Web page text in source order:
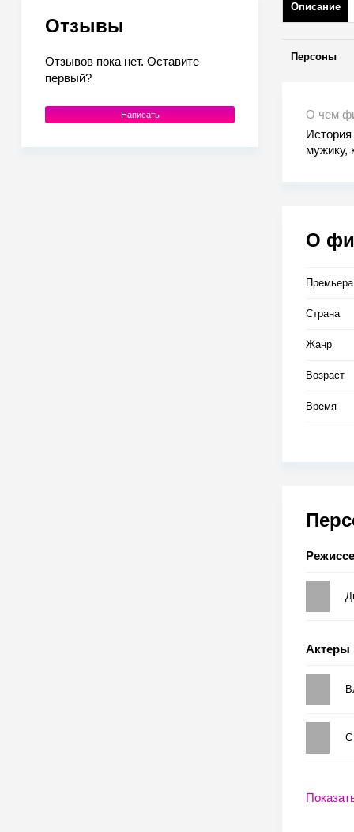
Отзывы
Отзывов пока нет. Оставите
первый?
Написать
Описание
Персоны
О чем
мужику,
О
Страна
Жанр
Возраст
Время
Актеры